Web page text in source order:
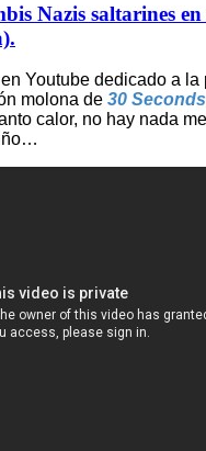
Nazis saltarines
Youtube dedicado a la
molona de 30
calor, no hay nada